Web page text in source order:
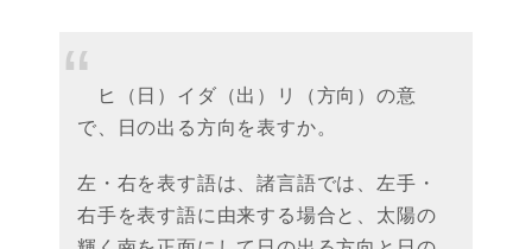
ヒ（日）イダ（出）リ（方向）の意
で、日の出る方向を表すか。
左・右を表す語は、諸言語では、左手・
右手を表す語に由来する場合と、太陽の